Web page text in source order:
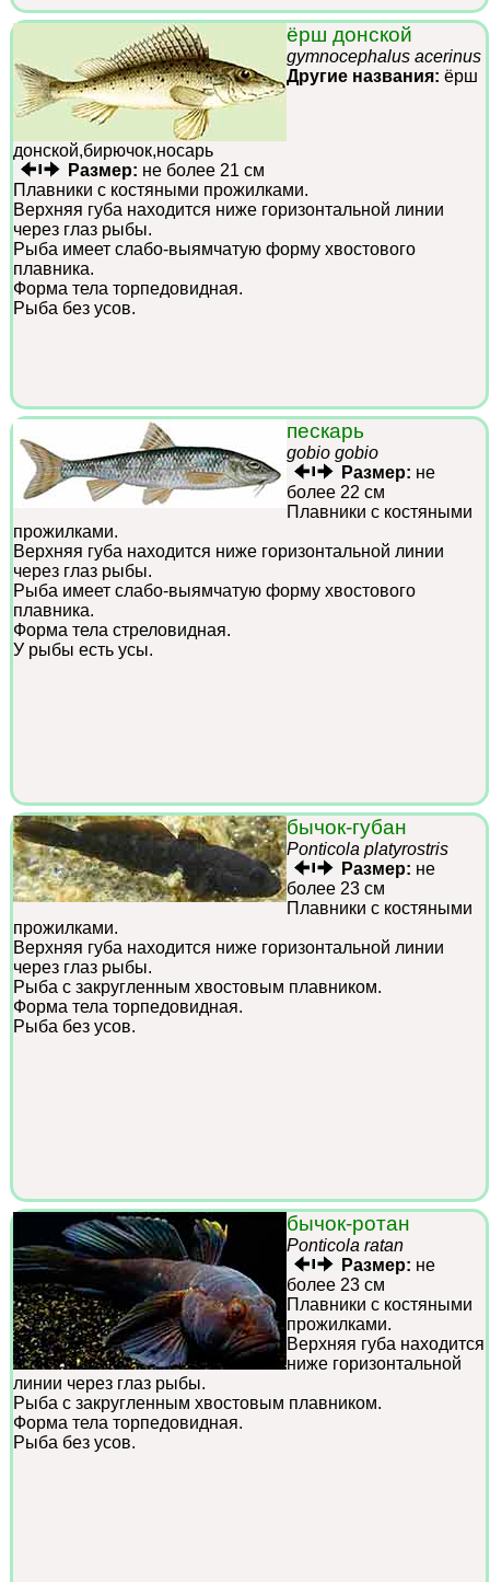
ёрш донской
gymnocephalus acerinus
Другие названия: ёрш
донской,бирючок,носарь
Размер: не более 21 см
Плавники с костяными прожилками.
Верхняя губа находится ниже горизонтальной линии
через глаз рыбы.
Рыба имеет слабо-выямчатую форму хвостового
плавника.
Форма тела торпедовидная.
Рыба без усов.
пескарь
gobio gobio
Размер: не
более 22 см
Плавники с костяными
прожилками.
Верхняя губа находится ниже горизонтальной линии
через глаз рыбы.
Рыба имеет слабо-выямчатую форму хвостового
плавника.
Форма тела стреловидная.
У рыбы есть усы.
бычок-губан
Ponticola platyrostris
Размер: не
более 23 см
Плавники с костяными
прожилками.
Верхняя губа находится ниже горизонтальной линии
через глаз рыбы.
Рыба с закругленным хвостовым плавником.
Форма тела торпедовидная.
Рыба без усов.
бычок-ротан
Ponticola ratan
Размер: не
более 23 см
Плавники с костяными
прожилками.
Верхняя губа находится
ниже горизонтальной
линии через глаз рыбы.
Рыба с закругленным хвостовым плавником.
Форма тела торпедовидная.
Рыба без усов.